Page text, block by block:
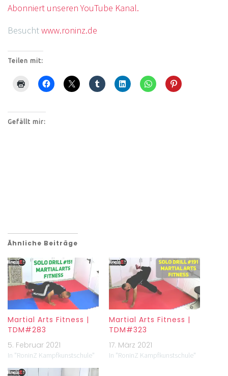
Abonniert unseren YouTube Kanal.
Besuchtwww.roninz.de
Teilen mit:
Gefällt mir:
Ähnliche Beiträge
Martial Arts Fitness |
TDM#283
5. Februar 2021
In "RoninZ Kampfkunstschule"
Martial Arts Fitness |
TDM#323
17. März 2021
In "RoninZ Kampfkunstschule"